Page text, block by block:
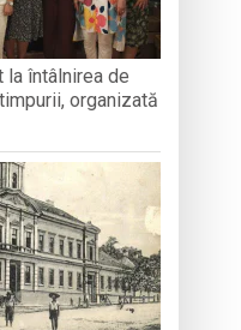
la întâlnirea de
organizată